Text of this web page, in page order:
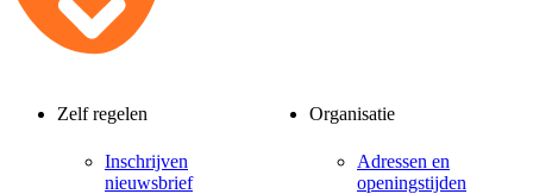
Zelf regelen
Inschrijven
nieuwsbrief
Organisatie
Adressen en
openingstijden